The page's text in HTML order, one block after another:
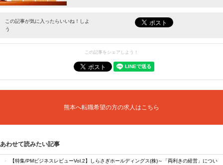
最新情報をお届けします。
この記事が気に入ったらいいね！しよ
う
この記事をシェアしよう！
熊本へ転職希望の方の求人はこちら
あわせて読みたい記事
【特集/PMビジネスレビューVol.2】しらさぎホールディングス(株)～「両利きの経営」につい